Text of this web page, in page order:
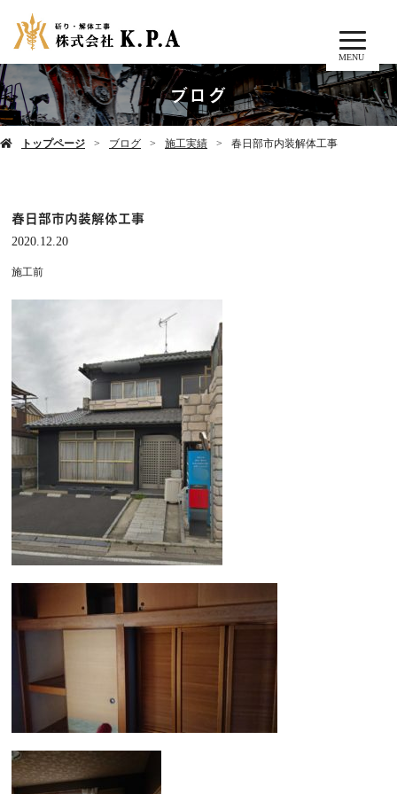
MENU
ブログ
トップページ ブログ 施工実績 春日部市内装解体工事
春日部市内装解体工事
2020.12.20
施工前